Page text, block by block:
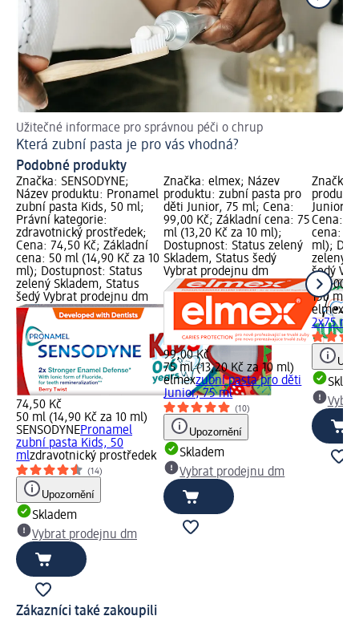
Užitečné informace pro správnou péči o chrup
Která zubní pasta je pro vás vhodná?
Podobné produkty
Značka: SENSODYNE;
Název produktu: Pronamel
zubní pasta Kids, 50 ml;
Právní kategorie:
zdravotnický prostředek;
Cena: 74,50 Kč; Základní
cena: 50 ml (14,90 Kč za 10
ml); Dostupnost: Status
zelený Skladem, Status
šedý Vybrat prodejnu dm
74,50 Kč
50 ml (14,90 Kč za 10 ml)
SENSODYNEPronamel
zubní pasta Kids, 50
mlzdravotnický prostředek
(14)
Upozornění
Skladem
Vybrat prodejnu dm
Značka: elmex; Název
produktu: zubní pasta pro
děti Junior, 75 ml; Cena:
99,00 Kč; Základní cena: 75
ml (13,20 Kč za 10 ml);
Dostupnost: Status zelený
Skladem, Status šedý
Vybrat prodejnu dm
99,00 Kč
75 ml (13,20 Kč za 10 ml)
elmexzubní pasta pro děti
Junior, 75 ml
(10)
Upozornění
Skladem
Vybrat prodejnu dm
Značka:
Junior
Cena:
cena:
ml);
zelený
šedý
129,00
150 ml
elmex
2x75 ml,
Zákazníci také zakoupili